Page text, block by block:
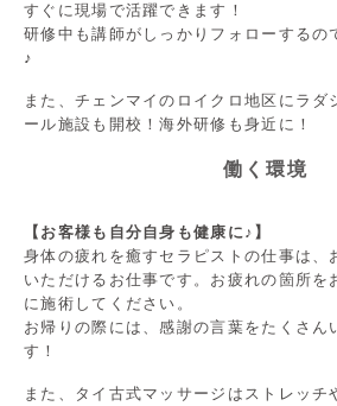
すぐに現場で活躍できます！
研修中も講師がしっかりフォローするの
♪
また、チェンマイのロイクロ地区にラダ
ール施設も開校！海外研修も身近に！
働く環境
【お客様も自分自身も健康に♪】
身体の疲れを癒すセラピストの仕事は、
いただけるお仕事です。お疲れの箇所を
に施術してください。
お帰りの際には、感謝の言葉をたくさん
す！
また、タイ古式マッサージはストレッチ